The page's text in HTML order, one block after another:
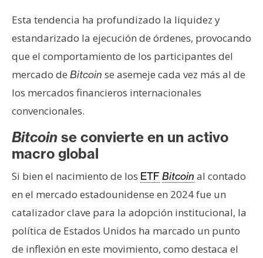
Esta tendencia ha profundizado la liquidez y
estandarizado la ejecución de órdenes, provocando
que el comportamiento de los participantes del
mercado de Bitcoin se asemeje cada vez más al de
los mercados financieros internacionales
convencionales.
Bitcoin se convierte en un activo
macro global
Si bien el nacimiento de los ETF Bitcoin al contado
en el mercado estadounidense en 2024 fue un
catalizador clave para la adopción institucional, la
política de Estados Unidos ha marcado un punto
de inflexión en este movimiento, como destaca el